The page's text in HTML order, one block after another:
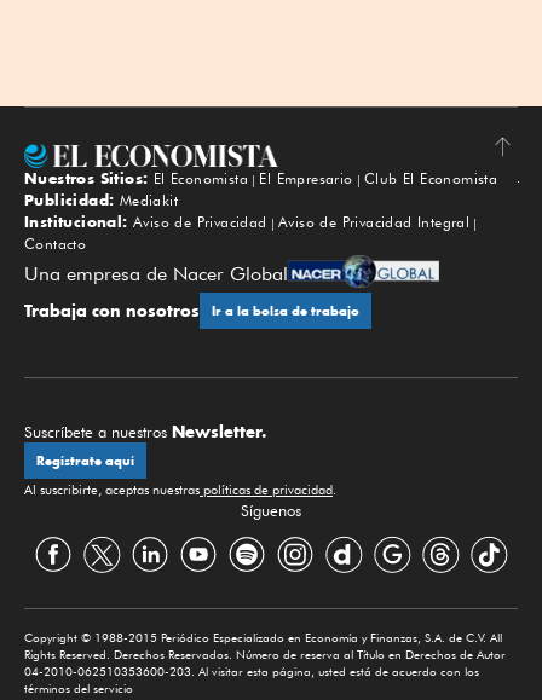
Subir
Nuestros Sitios: El Economista El Empresario
Club El Economista
Publicidad: Mediakit
Institucional: Aviso de Privacidad
Aviso de Privacidad Integral
Contacto
Una empresa de Nacer Global
Trabaja con nosotros Ir a la bolsa de trabajo
Suscríbete a nuestros Newsletter.
Regístrate aquí
Al suscribirte, aceptas nuestras políticas de privacidad.
Síguenos
Copyright © 1988-2015 Periódico Especializado en Economía y Finanzas, S.A. de C.V. All
Rights Reserved. Derechos Reservados. Número de reserva al Título en Derechos de Autor
04-2010-062510353600-203. Al visitar esta página, usted está de acuerdo con los
términos del servicio